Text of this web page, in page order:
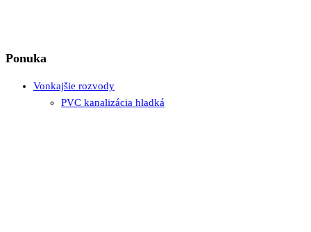
Ponuka
Vonkajšie rozvody
PVC kanalizácia hladká